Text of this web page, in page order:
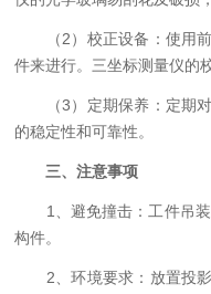
（2）校正设备：使用前
件来进行。三坐标测量仪的
（3）定期保养：定期对
的稳定性和可靠性。
三、注意事项
1、避免撞击：工件吊装
构件。
2、环境要求：放置投影